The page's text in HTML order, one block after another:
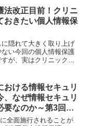
法改正目前！クリニ
おきたい個人情報保
隠れて大きく取り上げ
い今回の個人情報保護
が、実はクリニックを
間を割くことが難しい
お読みいただいた上で
繋げていただけるようご
おける情報セキュリ
、なぜ情報セキュリ
要なのか～第3回
全面施行されることが